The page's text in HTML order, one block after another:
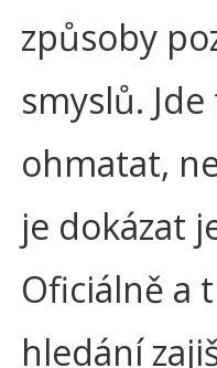
způsoby
smyslů.
ohmatat,
je dokázat
Oficiálně a
hledání